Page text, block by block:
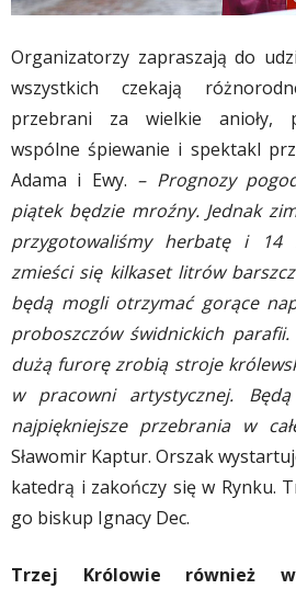
Organizatorzy zapraszają do
wszystkich czekają
przebrani za wielkie anioły,
wspólne śpiewanie i spektakl
Adama i Ewy. – Prognozy
piątek będzie mroźny. Jednak
przygotowaliśmy herbatę i 14
zmieści się kilkaset litrów
będą mogli otrzymać gorące
proboszczów świdnickich parafii.
dużą furorę zrobią stroje
w pracowni artystycznej.
najpiękniejsze przebrania w
Sławomir Kaptur. Orszak
katedrą i zakończy się w Rynku.
go biskup Ignacy Dec.
Trzej Królowie również